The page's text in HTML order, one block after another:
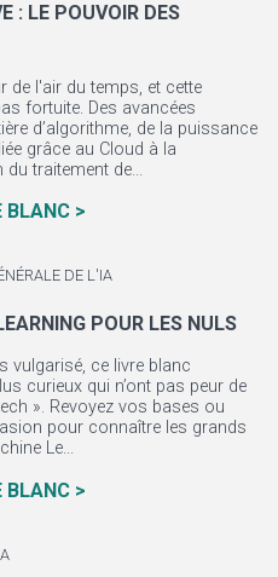
: LE POUVOIR DES
de l'air du temps, et cette
fortuite. Des avancées
d’algorithme, de la puissance
grâce au Cloud à la
traitement de...
BLANC >
DE L'IA
POUR LES NULS
vulgarisé, ce livre blanc
curieux qui n’ont pas peur de
». Revoyez vos bases ou
pour connaître les grands
Le...
BLANC >